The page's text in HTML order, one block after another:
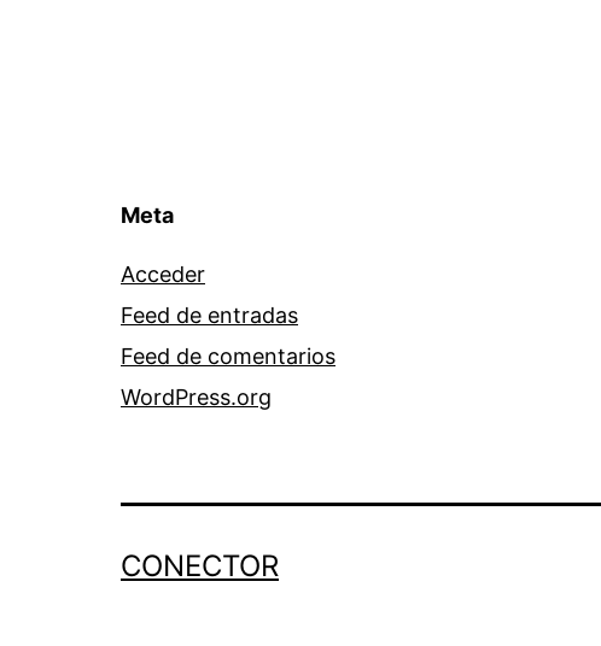
Meta
Acceder
Feed de entradas
Feed de comentarios
WordPress.org
CONECTOR